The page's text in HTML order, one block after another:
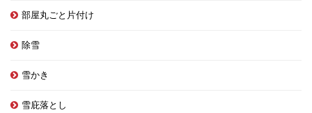
部屋丸ごと片付け
除雪
雪かき
雪庇落とし